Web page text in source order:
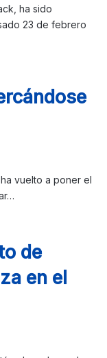
ha sido
23 de febrero
vuelto a poner el
de
en el